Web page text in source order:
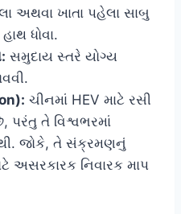
અથવા ખાતા પહેલા સાબુ
ધોવા.
સમુદાય સ્તરે યોગ્ય
ચીનમાં HEV માટે રસી
પરંતુ તે વિશ્વભરમાં
જોકે, તે સંક્રમણનું
અસરકારક નિવારક માપ